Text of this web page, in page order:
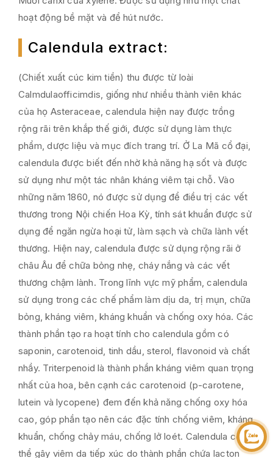
hoạt động bề mặt và để hút nước.
Calendula extract:
(Chiết xuất cúc kim tiền) thu được từ loài
Calmdulaofficimdis, giống như nhiều thành viên khác
của họ Asteraceae, calendula hiện nay được trồng
rộng rãi trên khắp thế giới, được sử dụng làm thực
phẩm, dược liệu và mục đích trang trí. Ở La Mã cổ đại,
calendula được biết đến nhờ khả năng hạ sốt và được
sử dụng như một tác nhân kháng viêm tại chỗ. Vào
những năm 1860, nó được sử dụng để điều trị các vết
thương trong Nội chiến Hoa Kỳ, tính sát khuẩn được sử
dụng để ngăn ngừa hoại tử, làm sạch và chữa lành vết
thương. Hiện nay, calendula được sử dụng rộng rãi ở
châu Âu để chữa bỏng nhẹ, cháy nắng và các vết
thương chậm lành. Trong lĩnh vực mỹ phẩm, calendula
sử dụng trong các chế phẩm làm dịu da, trị mụn, chữa
bỏng, kháng viêm, kháng khuẩn và chống oxy hóa. Các
thành phần tạo ra hoạt tính cho calendula gồm có
saponin, carotenoid, tinh dầu, sterol, flavonoid và chất
nhầy. Triterpenoid là thành phần kháng viêm quan trọng
nhất của hoa, bên cạnh các carotenoid (p-carotene,
lutein và lycopene) đem đến khả năng chống oxy hóa
cao, góp phần tạo nên các đặc tính chống viêm, kháng
khuẩn, chống chảy máu, chống lở loét. Calendula có
thể gây viêm da tiếp xúc do thành phần chứa lacton